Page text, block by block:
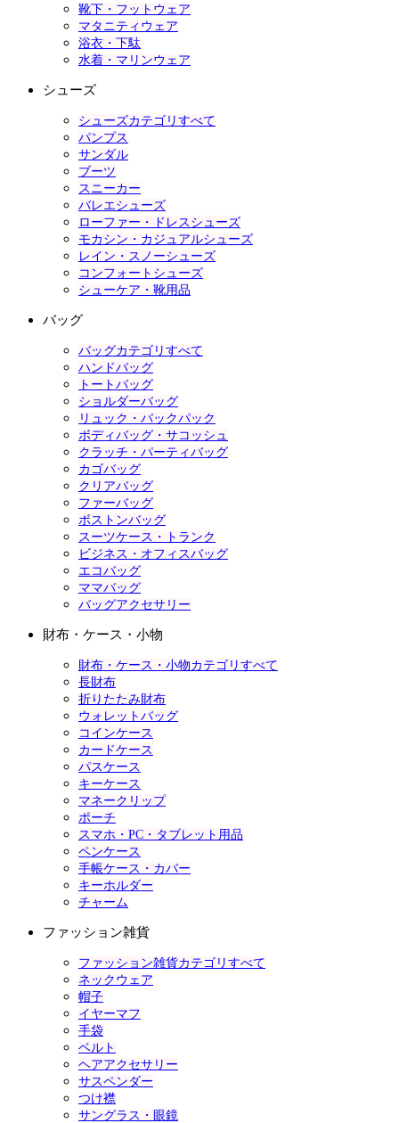
靴下・フットウェア
マタニティウェア
浴衣・下駄
水着・マリンウェア
シューズ
シューズカテゴリすべて
パンプス
サンダル
ブーツ
スニーカー
バレエシューズ
ローファー・ドレスシューズ
モカシン・カジュアルシューズ
レイン・スノーシューズ
コンフォートシューズ
シューケア・靴用品
バッグ
バッグカテゴリすべて
ハンドバッグ
トートバッグ
ショルダーバッグ
リュック・バックパック
ボディバッグ・サコッシュ
クラッチ・パーティバッグ
カゴバッグ
クリアバッグ
ファーバッグ
ボストンバッグ
スーツケース・トランク
ビジネス・オフィスバッグ
エコバッグ
ママバッグ
バッグアクセサリー
財布・ケース・小物
財布・ケース・小物カテゴリすべて
長財布
折りたたみ財布
ウォレットバッグ
コインケース
カードケース
パスケース
キーケース
マネークリップ
ポーチ
スマホ・PC・タブレット用品
ペンケース
手帳ケース・カバー
キーホルダー
チャーム
ファッション雑貨
ファッション雑貨カテゴリすべて
ネックウェア
帽子
イヤーマフ
手袋
ベルト
ヘアアクセサリー
サスペンダー
つけ襟
サングラス・眼鏡